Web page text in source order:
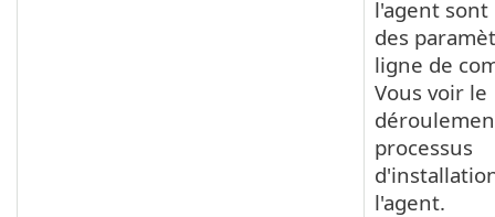
l'agent
des
ligne de
Vous voir le
processus
l'agent.